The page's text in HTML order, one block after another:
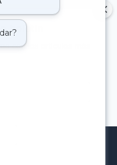
boletin
con los artículos más